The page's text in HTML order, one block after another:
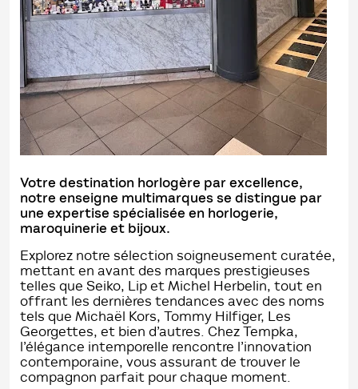
Votre destination horlogère par excellence,
notre enseigne multimarques se distingue par
une expertise spécialisée en horlogerie,
maroquinerie et bijoux.
Explorez notre sélection soigneusement curatée,
mettant en avant des marques prestigieuses
telles que Seiko, Lip et Michel Herbelin, tout en
offrant les dernières tendances avec des noms
tels que Michaël Kors, Tommy Hilfiger, Les
Georgettes, et bien d’autres. Chez Tempka,
l’élégance intemporelle rencontre l’innovation
contemporaine, vous assurant de trouver le
compagnon parfait pour chaque moment.